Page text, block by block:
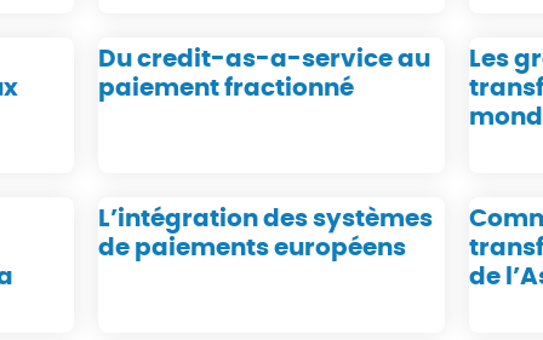
Du credit-as-a-service au
paiement fractionné
Les
L’intégration des systèmes
de paiements européens
de